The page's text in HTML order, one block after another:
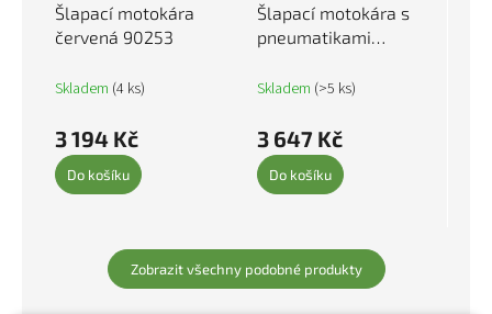
Šlapací motokára
červená 90253
Skladem (4 ks)
3 194 Kč
Do košíku
Šlapací motokára s
pneumatikami
Skladem (>5 ks)
3 647 Kč
Do košíku
Zobrazit všechny podobné produkty